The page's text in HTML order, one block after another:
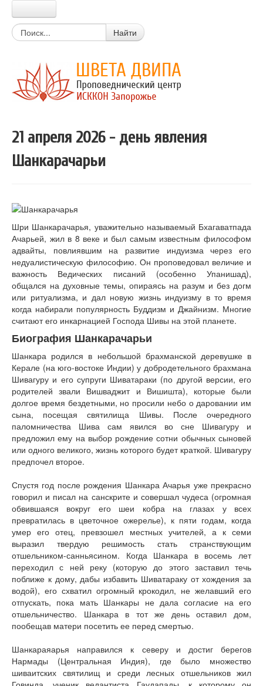
Главная
Цитаты из писаний
Книги Прабхупады
Письма Прабхупады
Новости Харе Кришна
Очень простой вопрос
Календарь экадаши
Цитаты из лекций, книг
Вегетарианские рецепты
Стихи о Кришне
Искры Истины
Статьи
Книги
Аудио
Видео
Контакты
Наши контакты
Помощь Швета Двипе
Найти
21 апреля 2026 - день явления
Шанкарачарьи
Шри Шанкарачарья, уважительно называемый Бхагаватпада
Ачарьей, жил в 8 веке и был самым известным философом
адвайты, повлиявшим на развитие индуизма через его
недуалистическую философию. Он проповедовал величие и
важность Ведических писаний (особенно Упанишад),
общался на духовные темы, опираясь на разум и без догм
или ритуализма, и дал новую жизнь индуизму в то время
когда набирали популярность Буддизм и Джайнизм. Многие
считают его инкарнацией Господа Шивы на этой планете.
Биография Шанкарачарьи
Шанкара родился в небольшой брахманской деревушке в
Керале (на юго-востоке Индии) у добродетельного брахмана
Шивагуру и его супруги Шиватараки (по другой версии, его
родителей звали Вишваджит и Вишишта), которые были
долгое время бездетными, но просили небо о даровании им
сына, посещая святилища Шивы. После очередного
паломничества Шива сам явился во сне Шивагуру и
предложил ему на выбор рождение сотни обычных сыновей
или одного великого, жизнь которого будет краткой. Шивагуру
предпочел второе.
Спустя год после рождения Шанкара Ачарья уже прекрасно
говорил и писал на санскрите и совершал чудеса (огромная
обвившаяся вокруг его шеи кобра на глазах у всех
превратилась в цветочное ожерелье), к пяти годам, когда
умер его отец, превзошел местных учителей, а к семи
выразил твердую решимость стать странствующим
отшельником-санньясином. Когда Шанкара в восемь лет
переходил с ней реку (которую до этого заставил течь
поближе к дому, дабы избавить Шиватараку от хождения за
водой), его схватил огромный крокодил, не желавший его
отпускать, пока мать Шанкары не дала согласие на его
отшельничество. Шанкара в тот же день оставил дом,
пообещав матери посетить ее перед смертью.
Шанкараяарья направился к северу и достиг берегов
Нармады (Центральная Индия), где было множество
шиваитских святилищ и среди лесных отшельников жил